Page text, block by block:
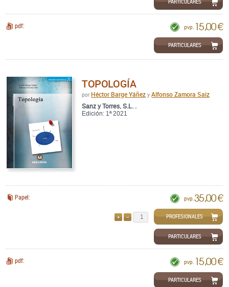
pdf: pvp. 15,00 €
PARTICULARES
TOPOLOGÍA
por Héctor Barge Yáñez yAlfonso Zamora Saiz
Sanz y Torres, S.L. .
Edición: 1ª 2021
Papel: pvp. 35,00 €
QUITARPROFESIONALES
PARTICULARES
pdf: pvp. 15,00 €
PARTICULARES